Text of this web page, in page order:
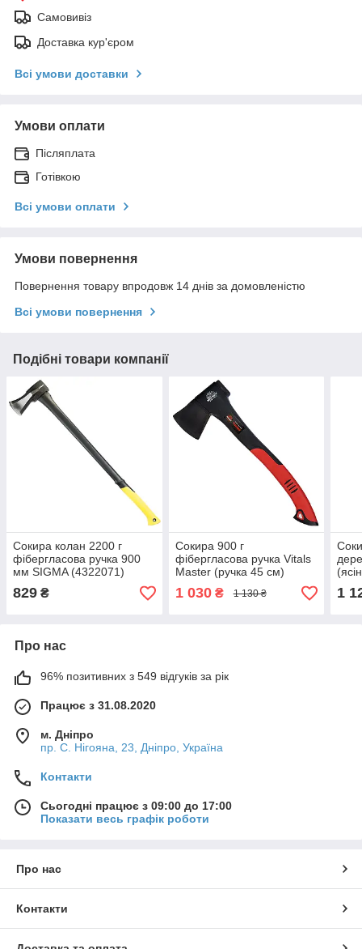
Самовивіз
Доставка кур'єром
Всі умови доставки
Умови оплати
Післяплата
Готівкою
Всі умови оплати
Умови повернення
Повернення товару впродовж 14 днів за домовленістю
Всі умови повернення
Подібні товари компанії
Сокира колан 2200 г
фібергласова ручка 900
мм SIGMA (4322071)
829 ₴
Сокира 900 г
фібергласова ручка Vitals
Master (ручка 45 см)
1 030₴ 1 130 ₴ 1
Про нас
96% позитивних з 549 відгуків за рік
Працює з 31.08.2020
м. Дніпро
пр. С. Нігояна, 23, Дніпро, Україна
Контакти
Сьогодні працює з 09:00 до 17:00
Показати весь графік роботи
Про нас
Контакти